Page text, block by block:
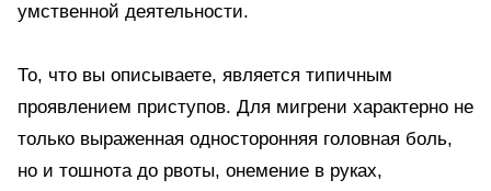
умственной деятельности.
То, что вы описываете, является типичным
проявлением приступов. Для мигрени характерно не
только выраженная односторонняя головная боль,
но и тошнота до рвоты, онемение в руках,